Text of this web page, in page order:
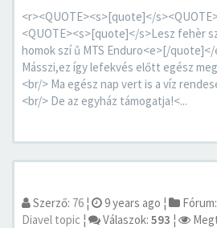
<r><QUOTE><s>[quote]</
<QUOTE><s>[quote]</s>Lesz fehèr
homok szí ů MTS Enduro<e>[/
Másszi,ez így lefekvés előtt egész
<br/> Ma egész nap vert is a víz
<br/> De az egyház támogatja!<...
Szerző: 76 ¦ 9 years ago ¦ Fórum:
Diavel topic ¦ Válaszok: 593 ¦